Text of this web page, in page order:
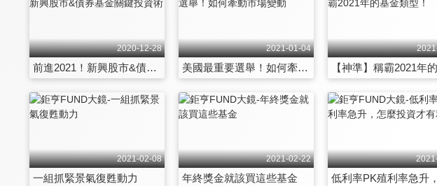
2020-12-28
前進2021！新興股市&債券基金關鍵投資術
2021-01-04
美國最重要選舉！如何牽動市場變動
2021-02-08
一組抓緊景氣復甦動力
2021-02-22
年終獎金就該買這些基金